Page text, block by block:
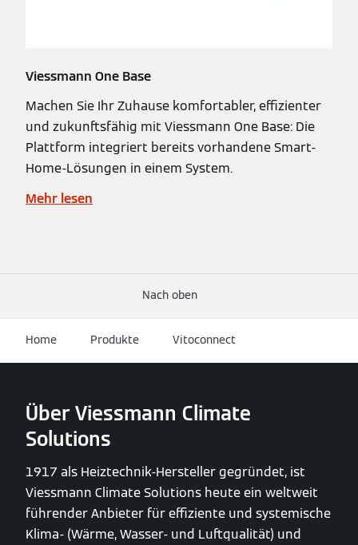
Viessmann One Base
Machen Sie Ihr Zuhause komfortabler, effizienter
und zukunftsfähig mit Viessmann One Base: Die
Plattform integriert bereits vorhandene Smart-
Home-Lösungen in einem System.
Mehr lesen
Nach oben
Home Produkte Vitoconnect
Über Viessmann Climate
Solutions
1917 als Heiztechnik-Hersteller gegründet, ist
Viessmann Climate Solutions heute ein weltweit
führender Anbieter für effiziente und systemische
Klima- (Wärme, Wasser- und Luftqualität) und